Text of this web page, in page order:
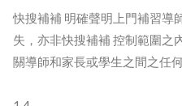
快搜補補 明確聲明上門補習導
失，亦非快搜補補 控制範圍之
關導師和家長或學生之間之任何